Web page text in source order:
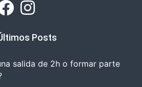
Posts
salida de 2h o formar parte